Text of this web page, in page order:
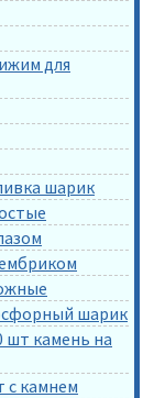
для
шарик
шарик
камень на
камнем